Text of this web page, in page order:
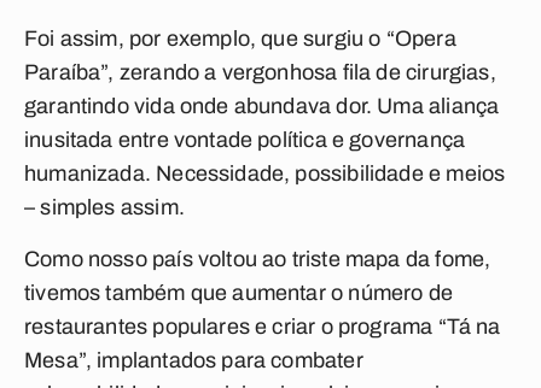
Foi assim, por exemplo, que surgiu o “Opera
Paraíba”, zerando a vergonhosa fila de cirurgias,
garantindo vida onde abundava dor. Uma aliança
inusitada entre vontade política e governança
humanizada. Necessidade, possibilidade e meios
– simples assim.
Como nosso país voltou ao triste mapa da fome,
tivemos também que aumentar o número de
restaurantes populares e criar o programa “Tá na
Mesa”, implantados para combater